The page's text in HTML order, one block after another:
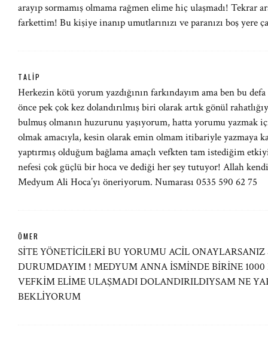
arayıp sormamış olmama rağmen elime hiç ulaşmadı! Tekrar
farkettim! Bu kişiye inanıp umutlarınızı ve paranızı boş yere
TALIP
Herkezin kötü yorum yazdığının farkındayım ama ben bu
önce pek çok kez dolandırılmış biri olarak artık gönül
bulmuş olmanın huzurunu yaşıyorum, hatta yorumu
olmak amacıyla, kesin olarak emin olmam itibariyle yazmaya
yaptırmış olduğum bağlama amaçlı vefkten tam istediğim
nefesi çok güçlü bir hoca ve dediği her şey tutuyor! Allah
Medyum Ali Hoca’yı öneriyorum. Numarası 0535 590 62 75
ÖMER
SİTE YÖNETİCİLERİ BU YORUMU ACİL
DURUMDAYIM ! MEDYUM ANNA İSMİNDE BİRİNE
VEFKİM ELİME ULAŞMADI DOLANDIRILDIYSAM NE
BEKLİYORUM